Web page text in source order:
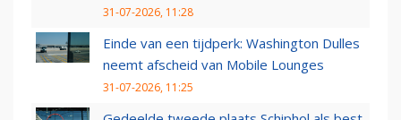
31-07-2026, 11:28
Einde van een tijdperk: Washington Dulles
neemt afscheid van Mobile Lounges
31-07-2026, 11:25